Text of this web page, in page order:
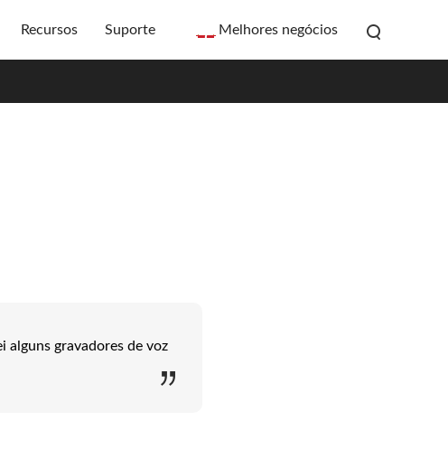
Recursos Suporte Melhores negócios
alguns gravadores de voz